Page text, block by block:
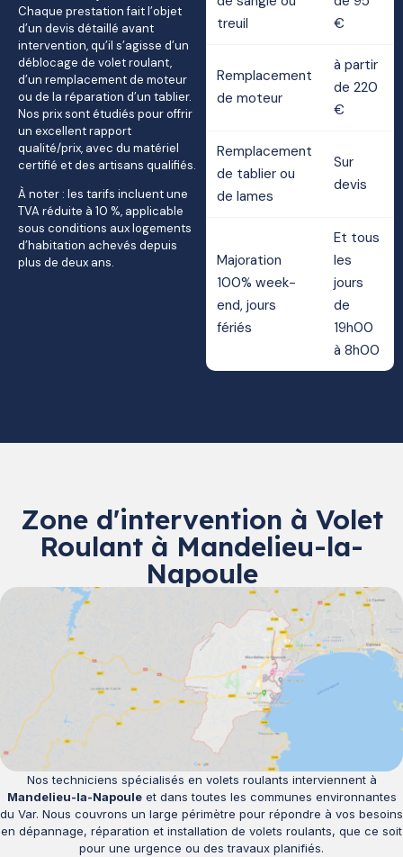
Chaque prestation fait l’objet
d’un devis détaillé avant
intervention, qu’il s’agisse d’un
déblocage de volet roulant,
d’un remplacement de moteur
ou de la réparation d’un tablier.
Nos prix sont étudiés pour offrir
un excellent rapport
qualité/prix, avec du matériel
certifié et des artisans qualifiés.
À noter : les tarifs incluent une
TVA réduite à 10 %, applicable
sous conditions aux logements
d’habitation achevés depuis
plus de deux ans.
treuil
€
Remplacement
de moteur
à partir
de 220
€
Remplacement
de tablier ou
de lames
Sur
devis
Majoration
100% week-
end, jours
fériés
Et tous
les
jours
de
19h00
à 8h00
Zone d'intervention à Volet
Roulant à Mandelieu-la-
Napoule
Nos techniciens spécialisés en volets roulants interviennent à
Mandelieu-la-Napouleet dans toutes les communes environnantes
du Var. Nous couvrons un large périmètre pour répondre à vos besoins
en dépannage, réparation et installation de volets roulants, que ce soit
pour une urgence ou des travaux planifiés.